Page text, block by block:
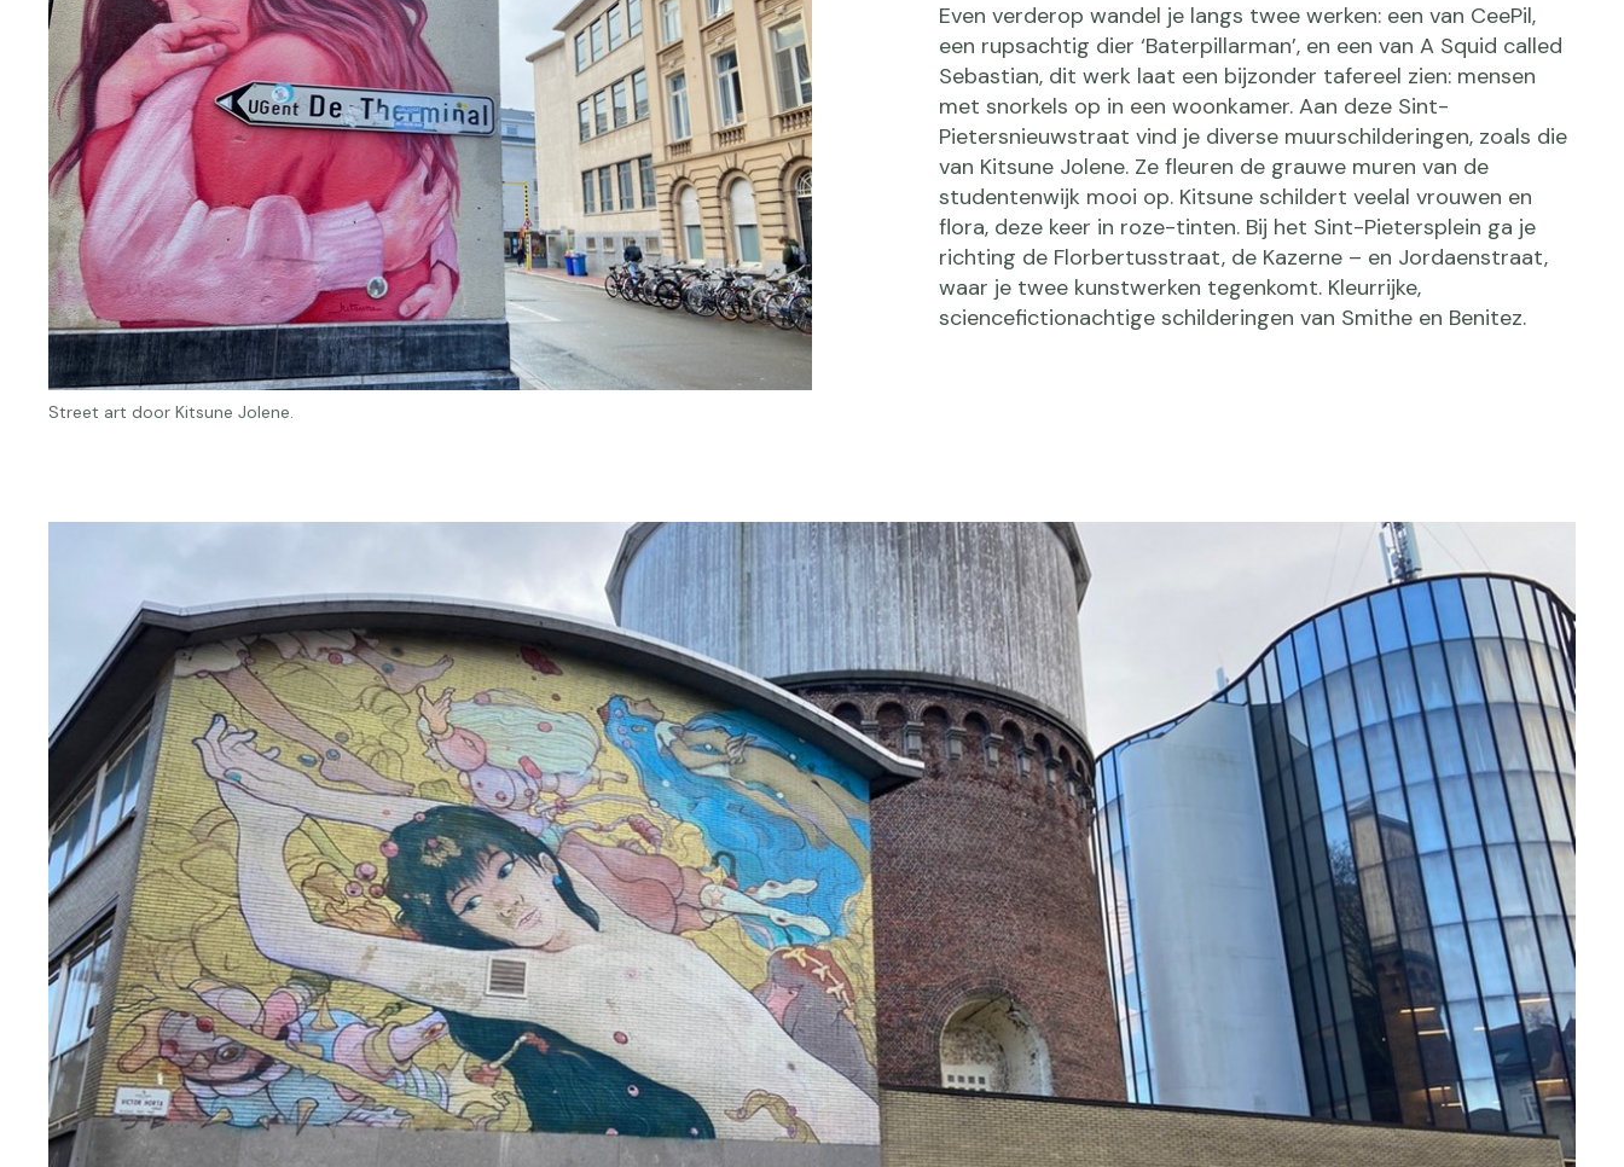
Street art door Kitsune Jolene.
Even verderop wandel je langs twee werken: een van CeePil,
een rupsachtig dier ‘Baterpillarman’, en een van A Squid called
Sebastian, dit werk laat een bijzonder tafereel zien: mensen
met snorkels op in een woonkamer. Aan deze Sint-
Pietersnieuwstraat vind je diverse muurschilderingen, zoals die
van Kitsune Jolene. Ze fleuren de grauwe muren van de
studentenwijk mooi op. Kitsune schildert veelal vrouwen en
flora, deze keer in roze-tinten. Bij het Sint-Pietersplein ga je
richting de Florbertusstraat, de Kazerne – en Jordaenstraat,
waar je twee kunstwerken tegenkomt. Kleurrijke,
sciencefictionachtige schilderingen van Smithe en Benitez.